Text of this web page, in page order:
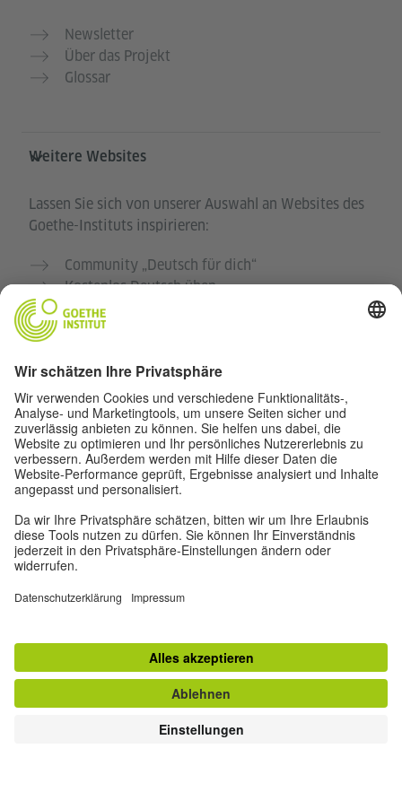
Newsletter
Über das Projekt
Glossar
Weitere Websites
Lassen Sie sich von unserer Auswahl an Websites des
Goethe-Instituts inspirieren:
Community „Deutsch für dich“
Kostenlos Deutsch üben
Deutschkurse des Goethe-Instituts
Lehrkräfteportal „Deutschstunde“
Datenschutz und Barrierefreiheit
Diese Website soll für möglichst viele Menschen
zugänglich und nützlich sein. Personenbezogene
Daten verwenden wir gemäß unserer
Datenschutzrichtlinie.
Privatsphäre-Einstellungen
© Goethe-Institut 2026
Datenschutzerklärung